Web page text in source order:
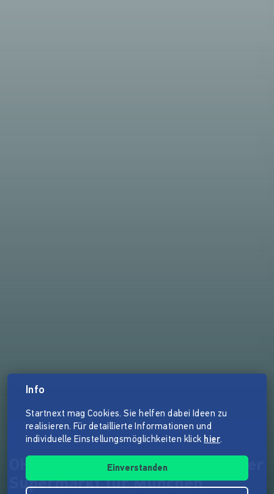
OHNE - Erster verpackungsfreier
Supermarkt für München
Info
Startnext mag Cookies. Sie helfen dabei Ideen zu
realisieren. Für detaillierte Informationen und
individuelle Einstellungsmöglichkeiten klick hier.
Einverstanden